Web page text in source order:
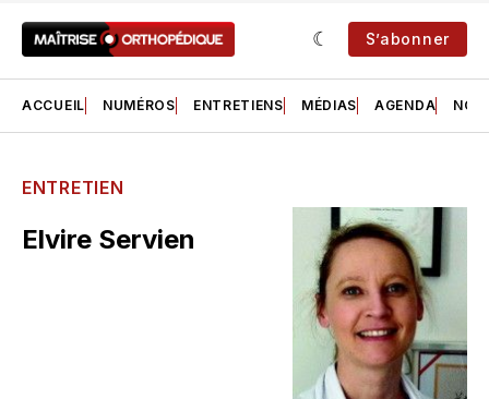
S’abonner
ACCUEIL NUMÉROS ENTRETIENS MÉDIAS AGENDA NOS
ENTRETIEN
Elvire Servien